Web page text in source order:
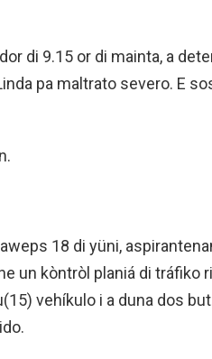
di 9.15 or di mainta, a
pa maltrato severo. E
18 di yüni,
un kòntròl planiá di tráfiko
vehíkulo i a duna dos